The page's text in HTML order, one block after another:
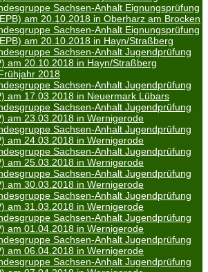
Sachsen-Anhalt Eignungsprüfung
am 20.10.2018 in Oberharz am Brocken
Sachsen-Anhalt Eignungsprüfung
am 20.10.2018 in Hayn/Straßberg
Sachsen-Anhalt Jugendprüfung
am 20.10.2018 in Hayn/Straßberg
2018
Sachsen-Anhalt Jugendprüfung
am 17.03.2018 in Neuermark Lübars
Sachsen-Anhalt Jugendprüfung
am 23.03.2018 in Wernigerode
Sachsen-Anhalt Jugendprüfung
am 24.03.2018 in Wernigerode
Sachsen-Anhalt Jugendprüfung
am 25.03.2018 in Wernigerode
Sachsen-Anhalt Jugendprüfung
am 30.03.2018 in Wernigerode
Sachsen-Anhalt Jugendprüfung
am 31.03.2018 in Wernigerode
Sachsen-Anhalt Jugendprüfung
am 01.04.2018 in Wernigerode
Sachsen-Anhalt Jugendprüfung
am 06.04.2018 in Wernigerode
Sachsen-Anhalt Jugendprüfung